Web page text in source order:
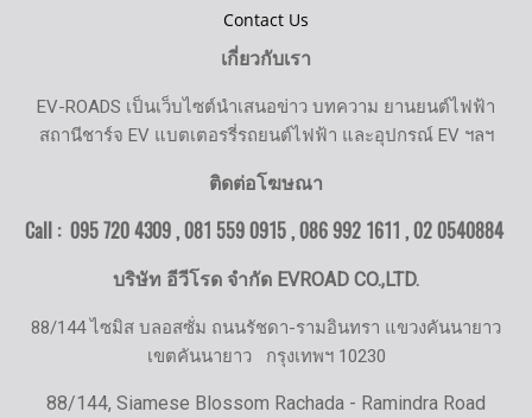
Contact Us
เกี่ยวกับเรา
EV-ROADS เป็นเว็บไซต์นำเสนอข่าว บทความ ยานยนต์ไฟฟ้า
สถานีชาร์จ EV แบตเตอรรี่รถยนต์ไฟฟ้า และอุปกรณ์ EV ฯลฯ
ติดต่อโฆษณา
Call : 095 720 4309 , 081 559 0915 , 086 992 1611 ,02 0540884
บริษัท อีวีโรด จำกัด EVROAD CO.,LTD.
88/144 ไซมิส บลอสซั่ม ถนนรัชดา-รามอินทรา แขวงคันนายาว
เขตคันนายาว กรุงเทพฯ 10230
88/144, Siamese Blossom Rachada - Ramindra Road